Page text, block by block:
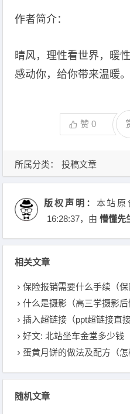
作者简介：
晴风，理性看世界，暖
感动你，给你带来温暖。
赞0
所属分类： 投稿文章
版权声明： 本站原
16:28:37，由懵懂先
相关文章
保险报销需要什么手续（保
什么是摄影（高三学摄影后
插入超链接（ppt超链接直
好文: 北站坐车金堂多少钱
蛋黄月饼的做法及配方（怎
随机文章